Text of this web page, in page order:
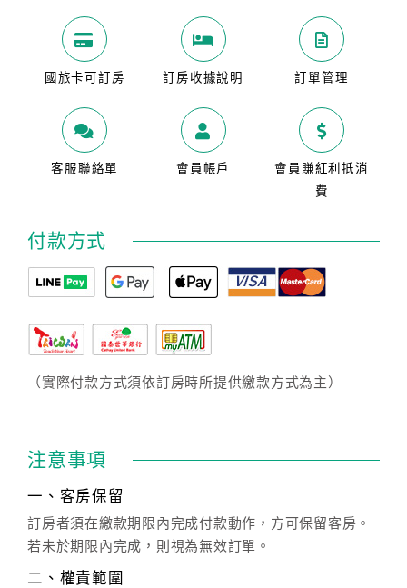
國旅卡可訂房 訂房收據說明 訂單管理
客服聯絡單 會員帳戶
會員賺紅利抵消
費
付款方式
（實際付款方式須依訂房時所提供繳款方式為主）
注意事項
一、客房保留
訂房者須在繳款期限內完成付款動作，方可保留客房。
若未於期限內完成，則視為無效訂單。
二、權責範圍